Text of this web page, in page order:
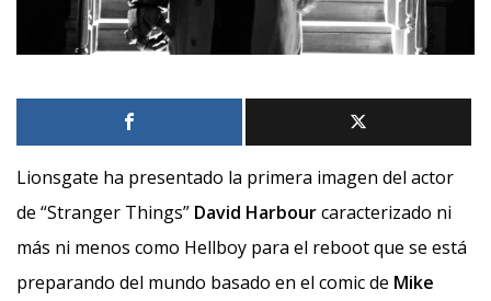
Lionsgate ha presentado la primera imagen del actor
de “Stranger Things” David Harbourcaracterizado ni
más ni menos como Hellboy para el reboot que se está
preparando del mundo basado en el comic de Mike